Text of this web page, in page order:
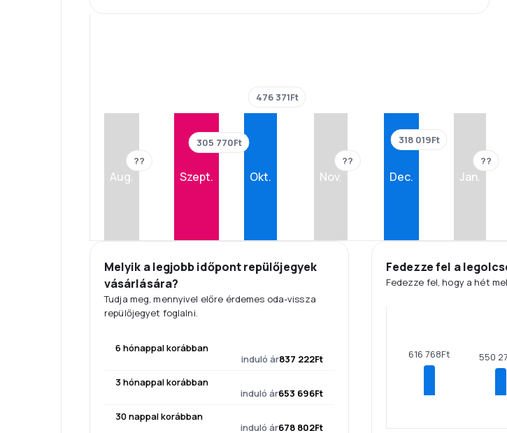
Aug.
??
Szept.
305 770Ft
Okt.
476 371Ft
Nov.
??
Dec.
318 019Ft
Jan.
??
Melyik a legjobb időpont repülőjegyek
vásárlására?
Tudja meg, mennyivel előre érdemes oda-vissza
repülőjegyet foglalni.
6 hónappal korábban
induló ár837 222Ft
3 hónappal korábban
induló ár653 696Ft
30 nappal korábban
induló ár678 802Ft
Fedezze fel a
Fedezze fel, hogy a hét
616 768Ft 550